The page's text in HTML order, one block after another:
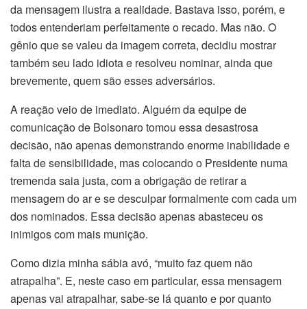
da mensagem ilustra a realidade. Bastava isso, porém, e
todos entenderiam perfeitamente o recado. Mas não. O
gênio que se valeu da imagem correta, decidiu mostrar
também seu lado idiota e resolveu nominar, ainda que
brevemente, quem são esses adversários.
A reação veio de imediato. Alguém da equipe de
comunicação de Bolsonaro tomou essa desastrosa
decisão, não apenas demonstrando enorme inabilidade e
falta de sensibilidade, mas colocando o Presidente numa
tremenda saia justa, com a obrigação de retirar a
mensagem do ar e se desculpar formalmente com cada um
dos nominados. Essa decisão apenas abasteceu os
inimigos com mais munição.
Como dizia minha sábia avó, “muito faz quem não
atrapalha”. E, neste caso em particular, essa mensagem
apenas vai atrapalhar, sabe-se lá quanto e por quanto